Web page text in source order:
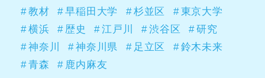
教材
早稲田大学 杉並区
東京大学
横浜
歴史 江戸川 渋谷区
研究
神奈川
神奈川県 足立区
鈴木未来
青森
鹿内麻友